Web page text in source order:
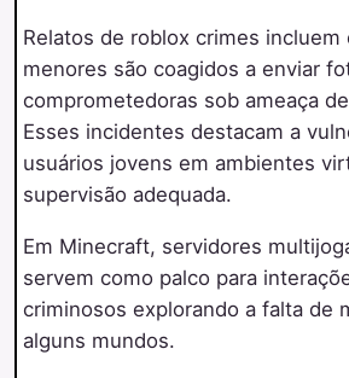
Relatos de roblox crimes
menores são coagidos a enviar
comprometedoras sob ameaça
Esses incidentes destacam a
usuários jovens em ambientes
supervisão adequada.
Em Minecraft, servidores
servem como palco para
criminosos explorando a falta de
alguns mundos.